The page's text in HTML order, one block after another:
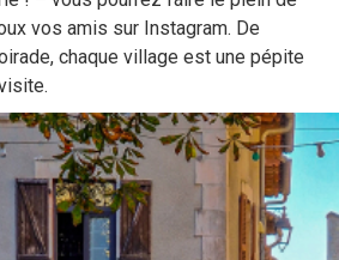
vos amis sur Instagram. De
chaque village est une pépite